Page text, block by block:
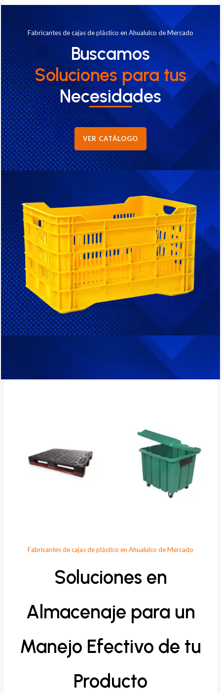
Fabricantes de cajas de plástico en Ahualulco de Mercado
Buscamos
Soluciones para tus
Necesidades
VER CATÁLOGO
Fabricantes de cajas de plástico en Ahualulco de Mercado
Soluciones en
Almacenaje para un
Manejo Efectivo de tu
Producto